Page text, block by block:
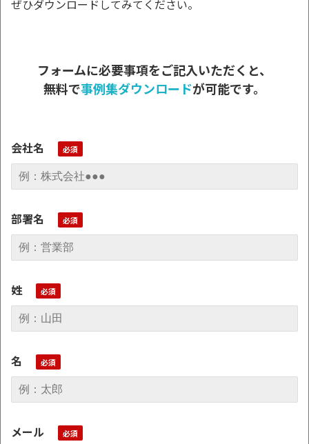
ぜひダウンロードしてみてください。
フォームに必要事項をご記入いただくと、
無料で事例集ダウンロードが可能です。
会社名
部署名
姓
名
メール